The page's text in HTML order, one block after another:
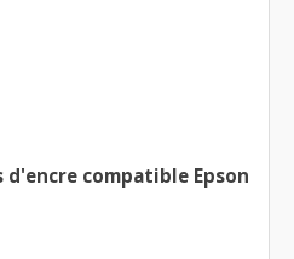
d'encre compatible Epson